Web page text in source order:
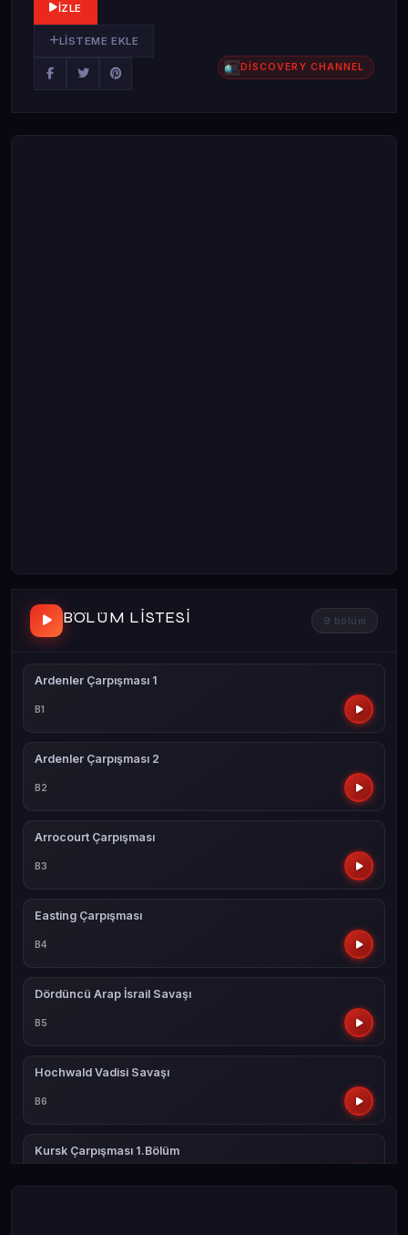
İZLE
LISTEME EKLE
DİSCOVERY CHANNEL
BÖLÜM LISTESI 9 bölüm
Ardenler Çarpışması 1
B1
Ardenler Çarpışması 2
B2
Arrocourt Çarpışması
B3
Easting Çarpışması
B4
Dördüncü Arap İsrail Savaşı
B5
Hochwald Vadisi Savaşı
B6
Kursk Çarpışması 1.Bölüm